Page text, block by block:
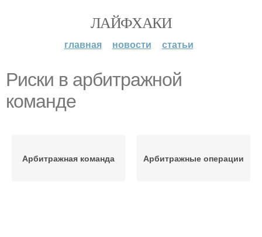
ЛАЙФХАКИ
главная новости статьи
Риски в арбитражной
команде
Арбитражная команда Арбитражные операции